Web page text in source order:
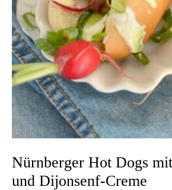
Nürnberger Hot Dogs
und Dijonsenf-Creme